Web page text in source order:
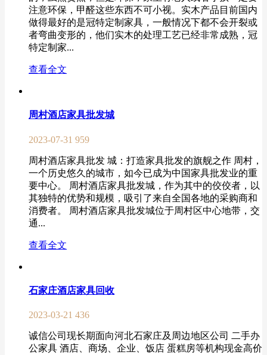
注意环保，甲醛这些东西不可小视。实木产品目前国内
做得最好的是冠特定制家具，一般情况下都不会开裂或
者弯曲变形的，他们实木的处理工艺已经非常成熟，冠
特定制家...
查看全文
周村酒店家具批发城
2023-07-31 959
周村酒店家具批发 城：打造家具批发的旗舰之作 周村，
一个历史悠久的城市，如今已成为中国家具批发业的重
要中心。 周村酒店家具批发城，作为其中的佼佼者，以
其独特的优势和规模，吸引了来自全国各地的采购商和
消费者。 周村酒店家具批发城位于周村区中心地带，交
通...
查看全文
石家庄酒店家具回收
2023-03-21 436
诚信公司现长期面向河北石家庄及周边地区公司 二手办
公家具 酒店、商场、企业、饭店 蛋糕房等机构现金高价